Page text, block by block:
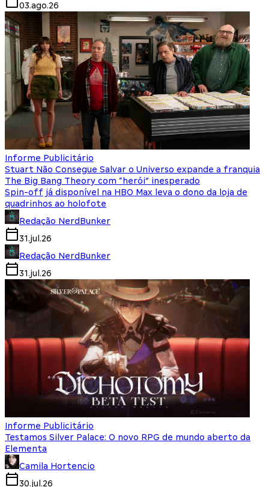
03.ago.26
Informe Publicitário
Stuart Não Consegue Salvar o Universo expande a franquia
The Big Bang Theory com “herói” inesperado
Spin-off já disponível na HBO Max leva o dono da loja de
quadrinhos ao holofote
Redação NerdBunker
31.jul.26
Redação NerdBunker
31.jul.26
Informe Publicitário
Testamos Silver Palace: O novo RPG de mundo aberto da
Elementa
Camila Hortencio
30.jul.26